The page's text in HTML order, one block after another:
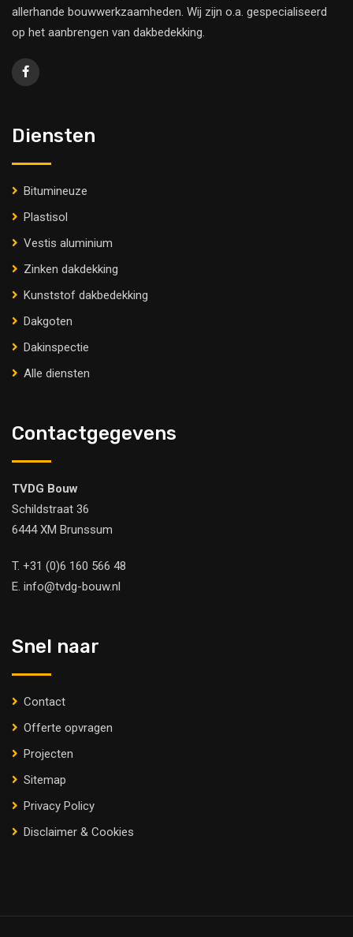
allerhande bouwwerkzaamheden. Wij zijn o.a. gespecialiseerd
op het aanbrengen van dakbedekking.
Diensten
Bitumineuze
Plastisol
Vestis aluminium
Zinken dakdekking
Kunststof dakbedekking
Dakgoten
Dakinspectie
Alle diensten
Contactgegevens
TVDG Bouw
Schildstraat 36
6444 XM Brunssum
T. +31 (0)6 160 566 48
E. info@tvdg-bouw.nl
Snel naar
Contact
Offerte opvragen
Projecten
Sitemap
Privacy Policy
Disclaimer & Cookies